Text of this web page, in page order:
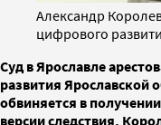
Александр
цифрового
Суд в Ярославле
развития Ярославской
обвиняется в
версии следствия,